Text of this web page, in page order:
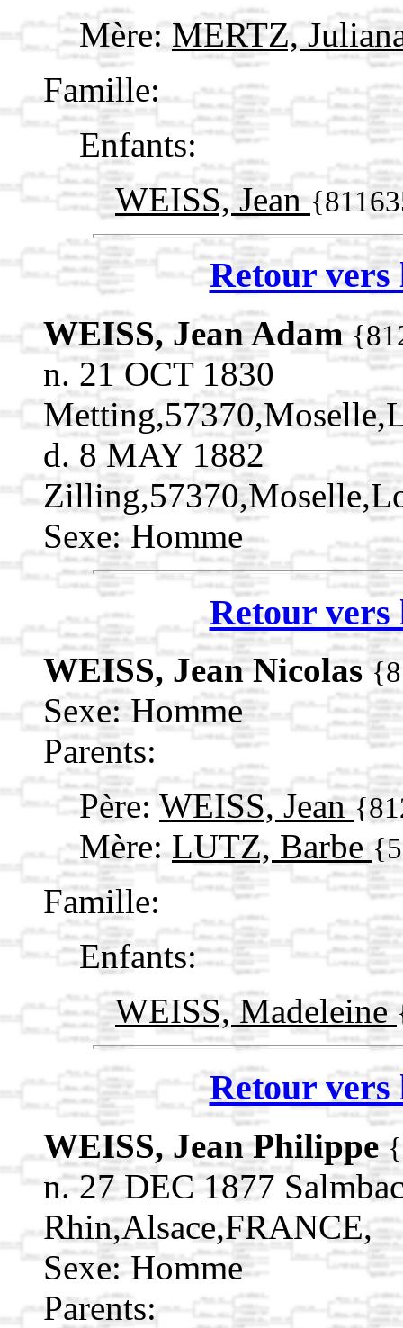
Mère: MERTZ,
Famille:
Enfants:
WEISS, Jean
Retour vers
WEISS, Jean Adam
n. 21 OCT 1830
d. 8 MAY 1882
Sexe: Homme
Retour vers
WEISS, Jean Nicolas
Sexe: Homme
Parents:
Père:WEISS, Jean
Mère: LUTZ, Barbe
Famille:
Enfants:
WEISS, Madeleine
Retour vers
WEISS, Jean Philippe
n. 27 DEC 1877
Rhin,Alsace,FRANCE,
Sexe: Homme
Parents: